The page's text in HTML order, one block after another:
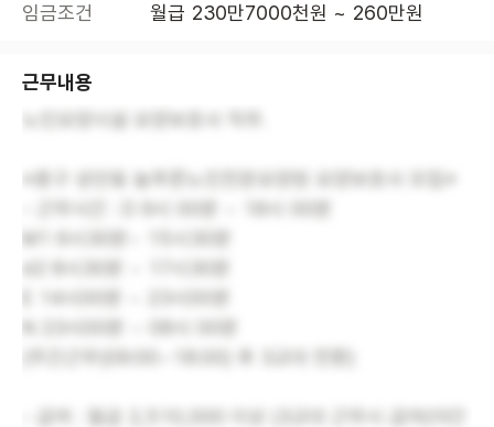
임금조건
월급 230만7000천원 ~ 260만원
근무내용
※중구 성안동 늘푸른노인전문요양원 요양보호사 모집※